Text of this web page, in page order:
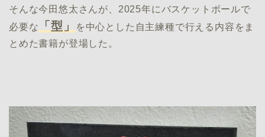
そんな今田悠太さんが、2025年にバスケットボールで
必要な
「型」
を中心とした自主練種で行える内容をま
とめた書籍が登場した。